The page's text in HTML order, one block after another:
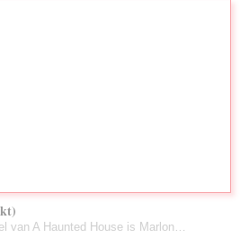
van A Haunted House is Marlon…